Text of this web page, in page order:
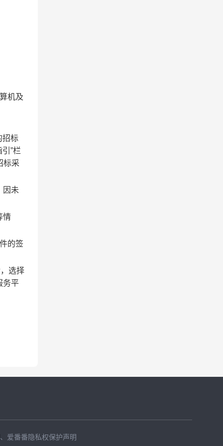
机及
招标
”栏
标采
因未
情
的签
选择
务平
、 爱番番隐私权保护声明